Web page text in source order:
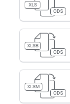
XLS
ODS
XLSB
ODS
XLSM
ODS